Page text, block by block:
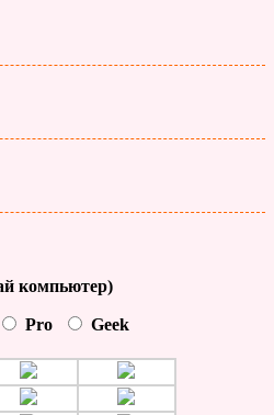
компьютер)
Pro Geek